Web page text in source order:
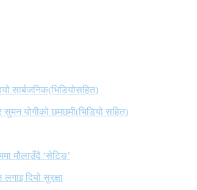
सार्बजनिक(भिडियोसहित)
सुमन योगीको छमछमी(भिडियो सहित)
मौलाउँदै ‘सेटिङ’
दियो सुरक्षा